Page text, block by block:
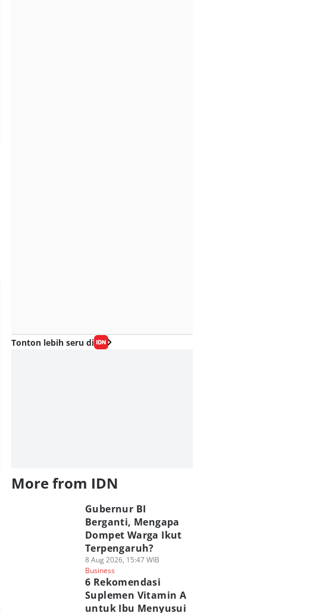
Tonton lebih seru di
More from IDN
Gubernur BI
Berganti, Mengapa
Dompet Warga Ikut
Terpengaruh?
8 Aug 2026, 15:47 WIB
Business
6 Rekomendasi
Suplemen Vitamin A
untuk Ibu Menyusui